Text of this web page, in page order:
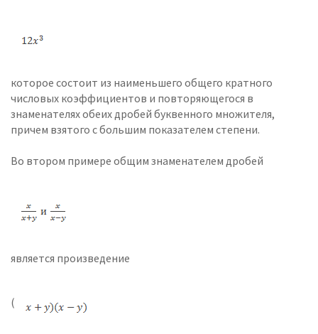
которое состоит из наименьшего общего кратного
числовых коэффициентов и повторяющегося в
знаменателях обеих дробей буквенного множителя,
причем взятого с большим показателем степени.
Во втором примере общим знаменателем дробей
является произведение
(